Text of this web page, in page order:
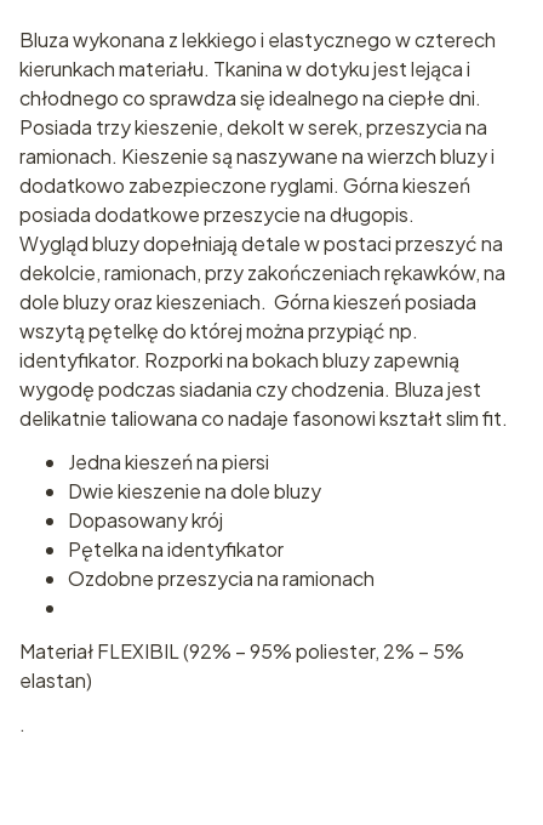
Bluza wykonana z lekkiego i elastycznego w czterech
kierunkach materiału. Tkanina w dotyku jest lejąca i
chłodnego co sprawdza się idealnego na ciepłe dni.
Posiada trzy kieszenie, dekolt w serek, przeszycia na
ramionach. Kieszenie są naszywane na wierzch bluzy i
dodatkowo zabezpieczone ryglami. Górna kieszeń
posiada dodatkowe przeszycie na długopis.
Wygląd bluzy dopełniają detale w postaci przeszyć na
dekolcie, ramionach, przy zakończeniach rękawków, na
dole bluzy oraz kieszeniach. Górna kieszeń posiada
wszytą pętelkę do której można przypiąć np.
identyfikator. Rozporki na bokach bluzy zapewnią
wygodę podczas siadania czy chodzenia. Bluza jest
delikatnie taliowana co nadaje fasonowi kształt slim fit.
Jedna kieszeń na piersi
Dwie kieszenie na dole bluzy
Dopasowany krój
Pętelka na identyfikator
Ozdobne przeszycia na ramionach
Materiał FLEXIBIL (92% – 95% poliester, 2% – 5%
elastan)
.